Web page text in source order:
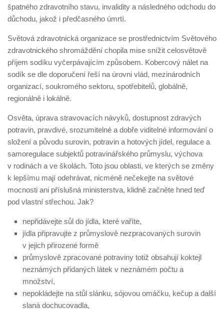
špatného zdravotního stavu, invalidity a následného odchodu do
důchodu, jakož i předčasného úmrtí.
Světová zdravotnická organizace se prostřednictvím Světového
zdravotnického shromáždění chopila mise snížit celosvětově
příjem sodíku vyčerpávajícím způsobem. Kobercový nálet na
sodík se dle doporučení řeší na úrovni vlád, mezinárodních
organizací, soukromého sektoru, spotřebitelů, globálně,
regionálně i lokálně.
Osvěta, úprava stravovacích návyků, dostupnost zdravých
potravin, pravdivé, srozumitelné a dobře viditelné informování o
složení a původu surovin, potravin a hotových jídel, regulace a
samoregulace subjektů potravinářského průmyslu, výchova
v rodinách a ve školách. Toto jsou oblasti, ve kterých se změny
k lepšímu mají odehrávat, nicméně nečekejte na světové
mocnosti ani příslušná ministerstva, klidně začněte hned teď
pod vlastní střechou. Jak?
nepřidávejte sůl do jídla, které vaříte,
jídla připravujte z průmyslově nezpracovaných surovin
v jejich přirozené formě
průmyslově zpracované potraviny totiž obsahují koktejl
neznámých přidaných látek v neznámém počtu a
množství,
nepokládejte na stůl slánku, sójovou omáčku, kečup a další
slaná dochucovadla,